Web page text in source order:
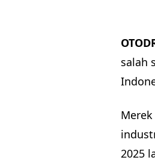
salah
2025